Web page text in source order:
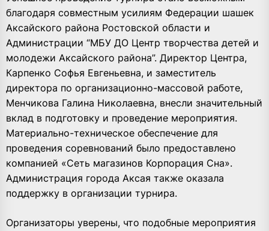
благодаря совместным усилиям Федерации шашек
Аксайского района Ростовской области и
Администрации “МБУ ДО Центр творчества детей и
молодежи Аксайского района”. Директор Центра,
Карпенко Софья Евгеньевна, и заместитель
директора по организационно-массовой работе,
Менчикова Галина Николаевна, внесли значительный
вклад в подготовку и проведение мероприятия.
Материально-техническое обеспечение для
проведения соревнований было предоставлено
компанией «Сеть магазинов Корпорация Сна».
Администрация города Аксая также оказала
поддержку в организации турнира.
Организаторы уверены, что подобные мероприятия